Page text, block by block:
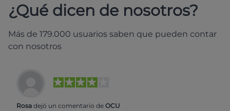
¿Qué dicen de nosotros?
Más de 179.000 usuarios saben que pueden contar
con nosotros
Rosa dejó un comentario de OCU